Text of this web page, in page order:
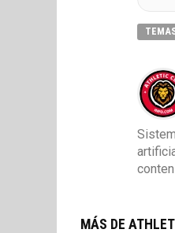
MÁS DE